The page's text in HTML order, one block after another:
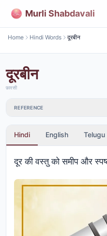
Murli Shabdavali
Home Hindi Words दूरबीन
दूरबीन
फ़ारसी
REFERENCE
Hindi English Telugu
दूर की वस्तु को समीप और